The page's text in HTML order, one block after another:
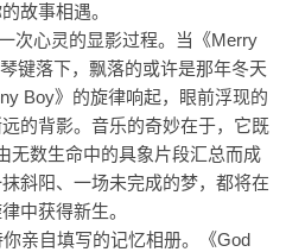
故事相遇。
次心灵的显影过程。当《Merry
键落下，飘落的或许是那年冬天
Boy》的旋律响起，眼前浮现的
的背影。音乐的奇妙在于，它既
无数生命中的具象片段汇总而成
斜阳、一场未完成的梦，都将在
中获得新生。
亲自填写的记忆相册。《God